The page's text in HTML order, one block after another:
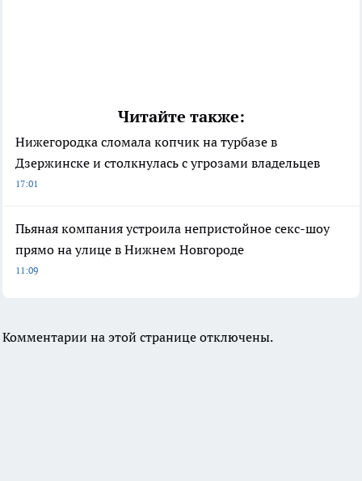
Читайте также:
Нижегородка сломала копчик на турбазе в
Дзержинске и столкнулась с угрозами владельцев
17:01
Пьяная компания устроила непристойное секс-шоу
прямо на улице в Нижнем Новгороде
11:09
Комментарии на этой странице отключены.